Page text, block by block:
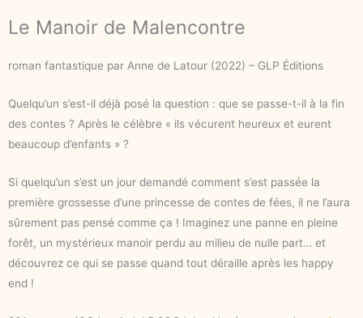
Le Manoir de Malencontre
roman fantastique par Anne de Latour (2022) – GLP Éditions
Quelqu’un s’est-il déjà posé la question : que se passe-t-il à la fin
des contes ? Après le célèbre « ils vécurent heureux et eurent
beaucoup d’enfants » ?
Si quelqu’un s’est un jour demandé comment s’est passée la
première grossesse d’une princesse de contes de fées, il ne l’aura
sûrement pas pensé comme ça ! Imaginez une panne en pleine
forêt, un mystérieux manoir perdu au milieu de nulle part… et
découvrez ce qui se passe quand tout déraille après les happy
end !